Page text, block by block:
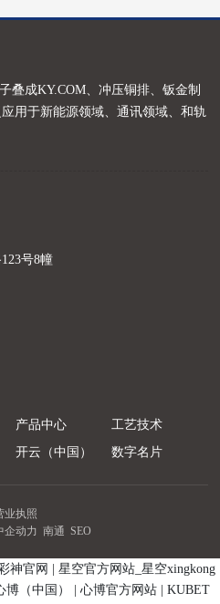
叠成KY.COM、冲压铜排、钣金制
用于新能源领域、通讯领域、和轨
号8幢
产品中心
工艺技术
开云（中国） 数字名片
业执照
企动力 南通 SEO
神官网
星空官方网站_星空xingkong
（中国） 心博官方网站 KUBET